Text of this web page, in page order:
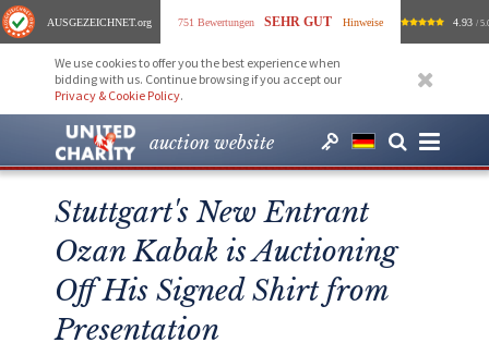
AUSGEZEICHNET.org 751 Bewertungen SEHR GUT Hinweise 4.93 /
We use cookies to offer you the best experience when
bidding with us. Continue browsing if you accept our
Privacy & Cookie Policy.
auction website
Stuttgart's New Entrant
Ozan Kabak is Auctioning
Off His Signed Shirt from
Presentation